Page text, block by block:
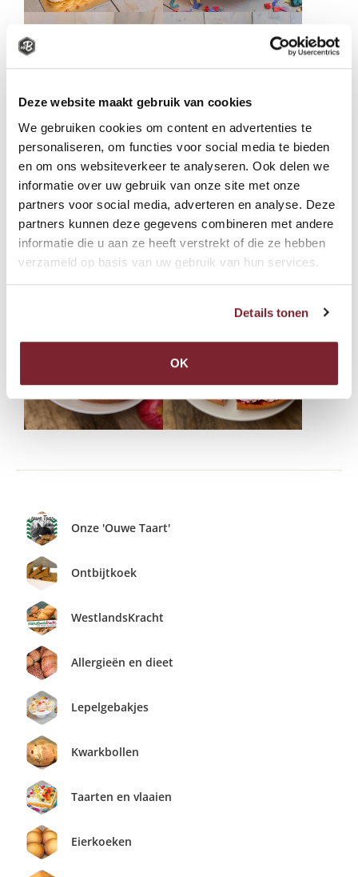
Deze website maakt gebruik van cookies
We gebruiken cookies om content en advertenties te
personaliseren, om functies voor social media te bieden
en om ons websiteverkeer te analyseren. Ook delen we
informatie over uw gebruik van onze site met onze
partners voor social media, adverteren en analyse. Deze
partners kunnen deze gegevens combineren met andere
informatie die u aan ze heeft verstrekt of die ze hebben
verzameld op basis van uw gebruik van hun services.
Details tonen
OK
Onze 'Ouwe Taart'
Ontbijtkoek
WestlandsKracht
Allergieën en dieet
Lepelgebakjes
Kwarkbollen
Taarten en vlaaien
Eierkoeken